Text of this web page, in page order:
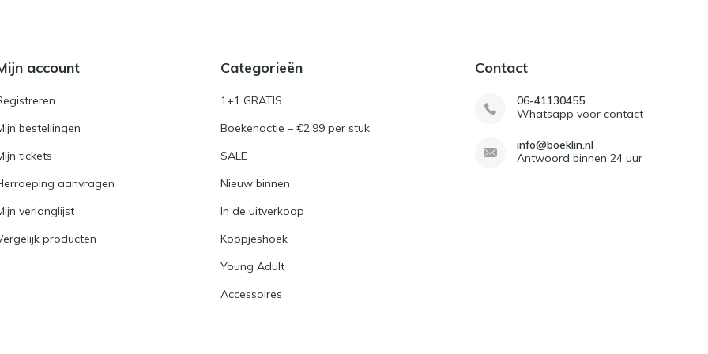
account
bestellingen
tickets
aanvragen
verlanglijst
producten
Categorieën
1+1 GRATIS
Boekenactie – €2,99 per stuk
SALE
Nieuw binnen
In de uitverkoop
Koopjeshoek
Young Adult
Accessoires
Contact
06-41130455
Whatsapp voor contact
info@boeklin.nl
Antwoord binnen 24 uur